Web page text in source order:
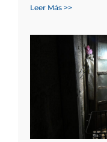
Leer Más >>